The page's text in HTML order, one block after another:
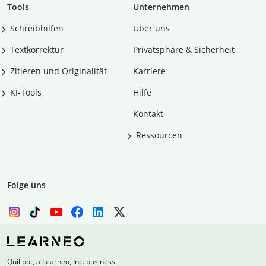
Tools
Schreibhilfen
Textkorrektur
Zitieren und Originalität
KI-Tools
Unternehmen
Über uns
Privatsphäre & Sicherheit
Karriere
Hilfe
Kontakt
Ressourcen
Folge uns
Quillbot, a Learneo, Inc. business